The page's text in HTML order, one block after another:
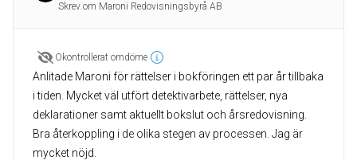
Skrev om Maroni Redovisningsbyrå AB
Okontrollerat omdöme
Anlitade Maroni för rättelser i bokföringen ett par år tillbaka
i tiden. Mycket väl utfört detektivarbete, rättelser, nya
deklarationer samt aktuellt bokslut och årsredovisning.
Bra återkoppling i de olika stegen av processen. Jag är
mycket nöjd.